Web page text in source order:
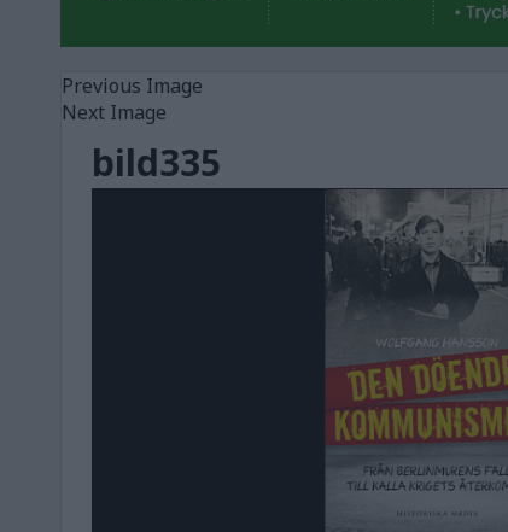
Previous Image
Next Image
bild335